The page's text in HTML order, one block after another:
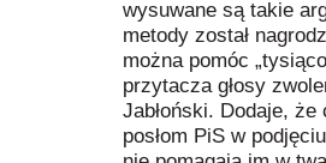
wysuwane są takie
metody został
można pomóc
przytacza głosy
Jabłoński. Dodaje,
posłom PiS w